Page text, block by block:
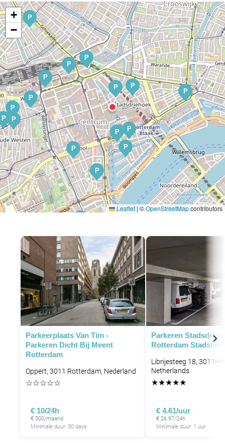
P P
P P
P
P
P
P
P
P
P
P
P
P
P
P
P
P
P
+
−
Leaflet | ©OpenStreetMapcontributors
Parkeerplaats Van Tim -
Parkeren Dicht Bij Meent
Rotterdam
Oppert, 3011 Rotterdam, Nederland
☆☆☆☆☆
€ 10/24h
€ 300/maand
Minimale duur: 30 days
Parkeren
Rotterdam
Librijesteeg 18,
Netherlands
★★★★★
€ 4.61/uur
€ 26.97/24h
Minimale duur: 1 uur